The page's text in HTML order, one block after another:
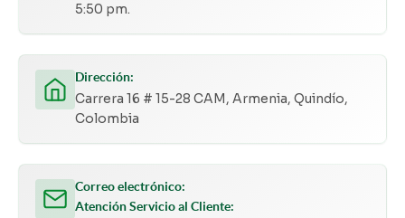
5:50 pm.
Dirección:
Carrera 16 # 15-28 CAM, Armenia, Quindío,
Colombia
Correo electrónico:
Atención Servicio al Cliente: